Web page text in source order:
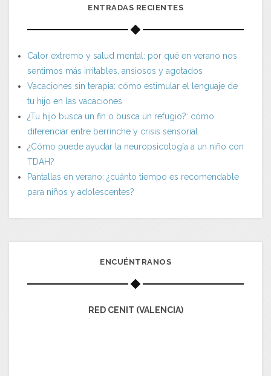
ENTRADAS RECIENTES
Calor extremo y salud mental: por qué en verano nos
sentimos más irritables, ansiosos y agotados
Vacaciones sin terapia: cómo estimular el lenguaje de
tu hijo en las vacaciones
¿Tu hijo busca un fin o busca un refugio?: cómo
diferenciar entre berrinche y crisis sensorial
¿Cómo puede ayudar la neuropsicología a un niño con
TDAH?
Pantallas en verano: ¿cuánto tiempo es recomendable
para niños y adolescentes?
ENCUÉNTRANOS
RED CENIT (VALENCIA)